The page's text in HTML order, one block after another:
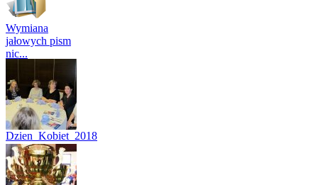
Wymiana
jałowych pism
nic...
Dzien_Kobiet_2018
(16)